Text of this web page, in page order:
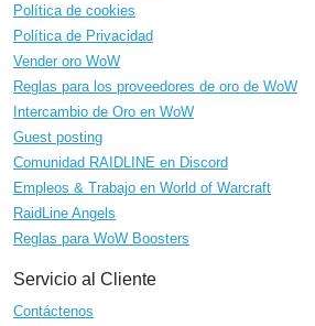
Política de cookies
Política de Privacidad
Vender oro WoW
Reglas para los proveedores de oro de WoW
Intercambio de Oro en WoW
Guest posting
Comunidad RAIDLINE en Discord
Empleos & Trabajo en World of Warcraft
RaidLine Angels
Reglas para WoW Boosters
Servicio al Cliente
Contáctenos